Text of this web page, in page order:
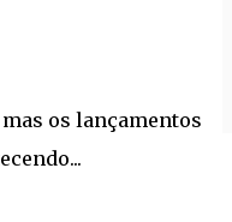
os lançamentos